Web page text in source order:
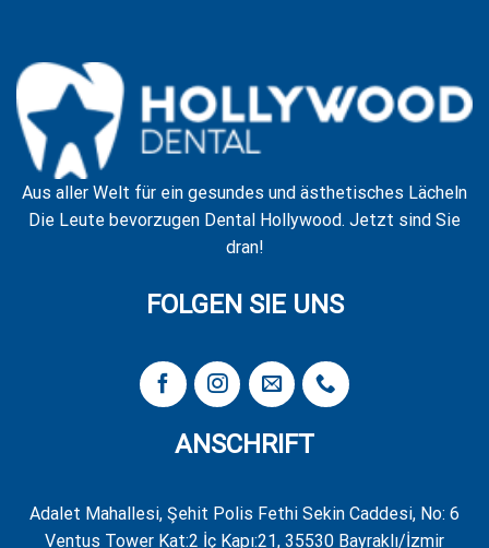
Aus aller Welt für ein gesundes und ästhetisches Lächeln
Die Leute bevorzugen Dental Hollywood. Jetzt sind Sie
dran!
FOLGEN SIE UNS
ANSCHRIFT
Adalet Mahallesi, Şehit Polis Fethi Sekin Caddesi, No: 6
Ventus Tower Kat:2 İç Kapı:21, 35530 Bayraklı/İzmir